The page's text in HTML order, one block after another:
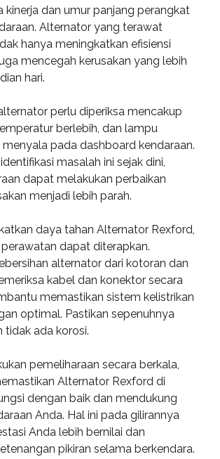
kinerja dan umur panjang perangkat
Alternator yang terawat
hanya meningkatkan efisiensi
mencegah kerusakan yang lebih
hari.
perlu diperiksa mencakup
berlebih, dan lampu
pada dashboard kendaraan.
masalah ini sejak dini,
dapat melakukan perbaikan
menjadi lebih parah.
daya tahan Alternator Rexford,
dapat diterapkan.
alternator dari kotoran dan
kabel dan konektor secara
memastikan sistem kelistrikan
optimal. Pastikan sepenuhnya
tidak ada korosi.
pemeliharaan secara berkala,
Alternator Rexford di
dengan baik dan mendukung
Anda. Hal ini pada gilirannya
Anda lebih bernilai dan
pikiran selama berkendara.